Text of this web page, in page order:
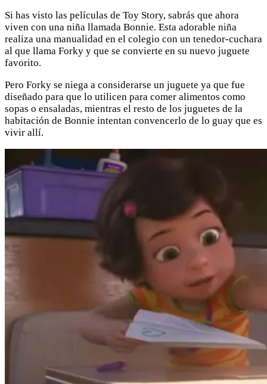
Si has visto las películas de Toy Story, sabrás que ahora
viven con una niña llamada Bonnie. Esta adorable niña
realiza una manualidad en el colegio con un tenedor-cuchara
al que llama Forky y que se convierte en su nuevo juguete
favorito.
Pero Forky se niega a considerarse un juguete ya que fue
diseñado para que lo utilicen para comer alimentos como
sopas o ensaladas, mientras el resto de los juguetes de la
habitación de Bonnie intentan convencerlo de lo guay que es
vivir allí.